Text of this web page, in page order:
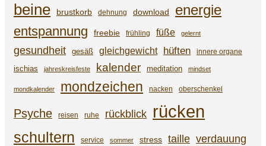
beine brustkorb dehnung download energie
entspannung freebie frühling füße gelernt
gesundheit gesäß gleichgewicht hüften innere organe
ischias jahreskreisfeste kalender meditation mindset
mondkalender mondzeichen nacken oberschenkel
Psyche reisen ruhe rückblick rücken
schultern service sommer stress taille verdauung